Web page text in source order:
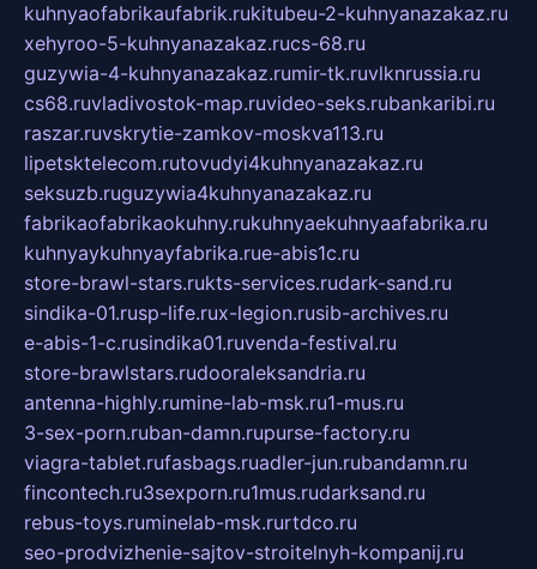
kuhnyaofabrikaufabrik.rukitubeu-2-kuhnyanazakaz.ru
xehyroo-5-kuhnyanazakaz.rucs-68.ru
guzywia-4-kuhnyanazakaz.rumir-tk.ruvlknrussia.ru
cs68.ruvladivostok-map.ruvideo-seks.rubankaribi.ru
raszar.ruvskrytie-zamkov-moskva113.ru
lipetsktelecom.rutovudyi4kuhnyanazakaz.ru
seksuzb.ruguzywia4kuhnyanazakaz.ru
fabrikaofabrikaokuhny.rukuhnyaekuhnyaafabrika.ru
kuhnyaykuhnyayfabrika.rue-abis1c.ru
store-brawl-stars.rukts-services.rudark-sand.ru
sindika-01.rusp-life.rux-legion.rusib-archives.ru
e-abis-1-c.rusindika01.ruvenda-festival.ru
store-brawlstars.rudooraleksandria.ru
antenna-highly.rumine-lab-msk.ru1-mus.ru
3-sex-porn.ruban-damn.rupurse-factory.ru
viagra-tablet.rufasbags.ruadler-jun.rubandamn.ru
fincontech.ru3sexporn.ru1mus.rudarksand.ru
rebus-toys.ruminelab-msk.rurtdco.ru
seo-prodvizhenie-sajtov-stroitelnyh-kompanij.ru